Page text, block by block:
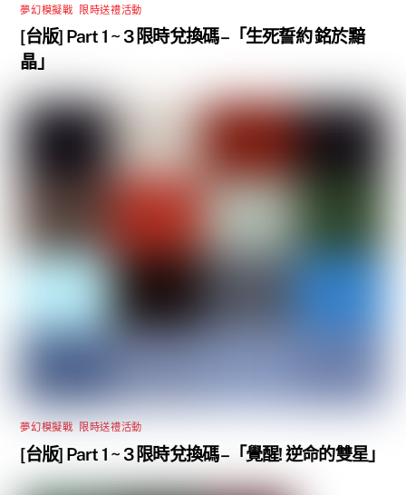
夢幻模擬戰 限時送禮活動
[台版] Part 1 ~ 3 限時兌換碼 –「生死誓約 銘於黯
晶」
夢幻模擬戰 限時送禮活動
[台版] Part 1 ~ 3 限時兌換碼 –「覺醒! 逆命的雙星」